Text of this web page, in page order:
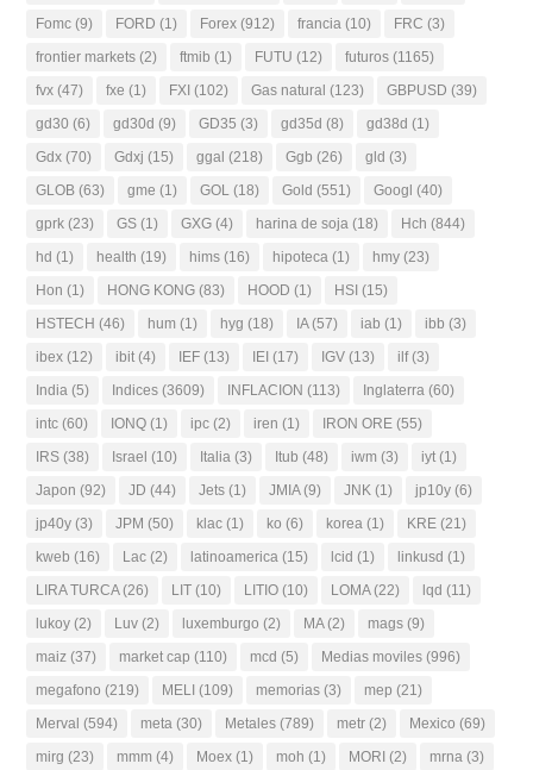
Fomc (9) FORD (1) Forex (912) francia (10) FRC (3)
frontier markets (2) ftmib (1) FUTU (12) futuros (1165)
fvx (47) fxe (1) FXI (102) Gas natural (123) GBPUSD (39)
gd30 (6) gd30d (9) GD35 (3) gd35d (8) gd38d (1)
Gdx (70) Gdxj (15) ggal (218) Ggb (26) gld (3)
GLOB (63) gme (1) GOL (18) Gold (551) Googl (40)
gprk (23) GS (1) GXG (4) harina de soja (18) Hch (844)
hd (1) health (19) hims (16) hipoteca (1) hmy (23)
Hon (1) HONG KONG (83) HOOD (1) HSI (15)
HSTECH (46) hum (1) hyg (18) IA(57) iab (1) ibb (3)
ibex (12) ibit (4) IEF (13) IEI (17) IGV (13) ilf(3)
India (5) Indices (3609) INFLACION (113) Inglaterra (60)
intc (60) IONQ (1) ipc (2) iren (1) IRON ORE (55)
IRS (38) Israel (10) Italia (3) Itub (48) iwm (3) iyt (1)
Japon (92) JD (44) Jets (1) JMIA(9) JNK (1) jp10y (6)
jp40y (3) JPM (50) klac (1) ko (6) korea (1) KRE (21)
kweb (16) Lac (2) latinoamerica (15) lcid (1) linkusd (1)
LIRA TURCA(26) LIT (10) LITIO (10) LOMA(22) lqd (11)
lukoy (2) Luv (2) luxemburgo (2) MA(2) mags (9)
maiz (37) market cap (110) mcd (5) Medias moviles (996)
megafono (219) MELI (109) memorias (3) mep (21)
Merval (594) meta (30) Metales (789) metr (2) Mexico (69)
mirg (23) mmm (4) Moex (1) moh (1) MORI (2) mrna (3)